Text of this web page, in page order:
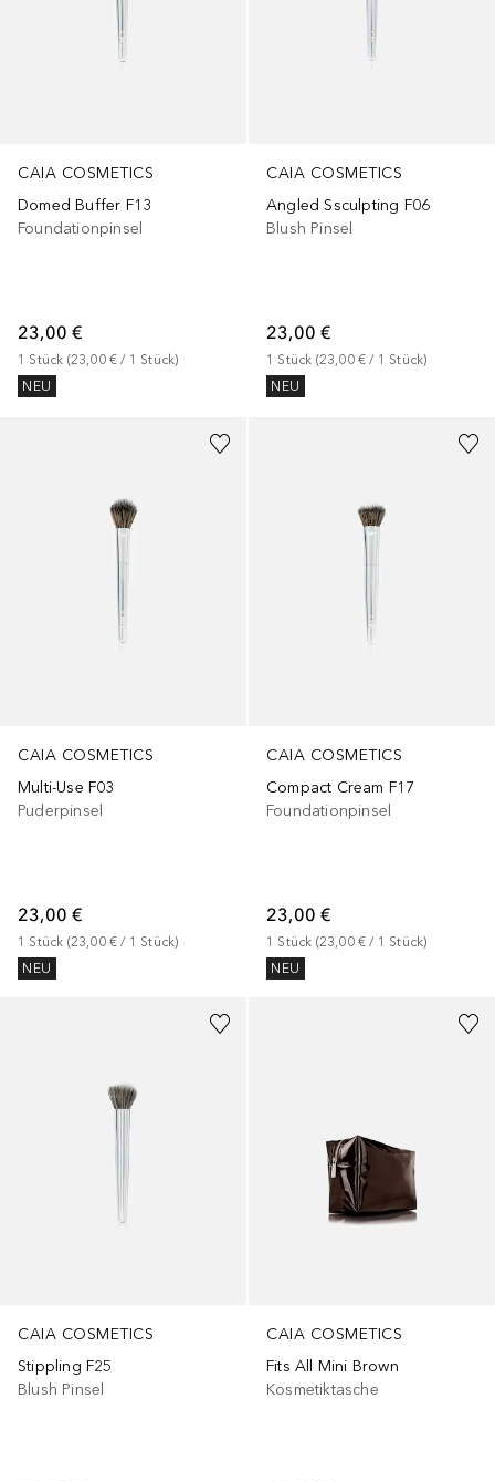
CAIA COSMETICS
Domed Buffer F13
Foundationpinsel
23,00 €
1 Stück (23,00 € / 1 Stück)
NEU
CAIA COSMETICS
Angled Ssculpting F06
Blush Pinsel
23,00 €
1 Stück (23,00 € / 1 Stück)
NEU
CAIA COSMETICS
Multi-Use F03
Puderpinsel
23,00 €
1 Stück (23,00 € / 1 Stück)
NEU
CAIA COSMETICS
Compact Cream F17
Foundationpinsel
23,00 €
1 Stück (23,00 € / 1 Stück)
NEU
CAIA COSMETICS
Stippling F25
Blush Pinsel
CAIA COSMETICS
Fits All Mini Brown
Kosmetiktasche